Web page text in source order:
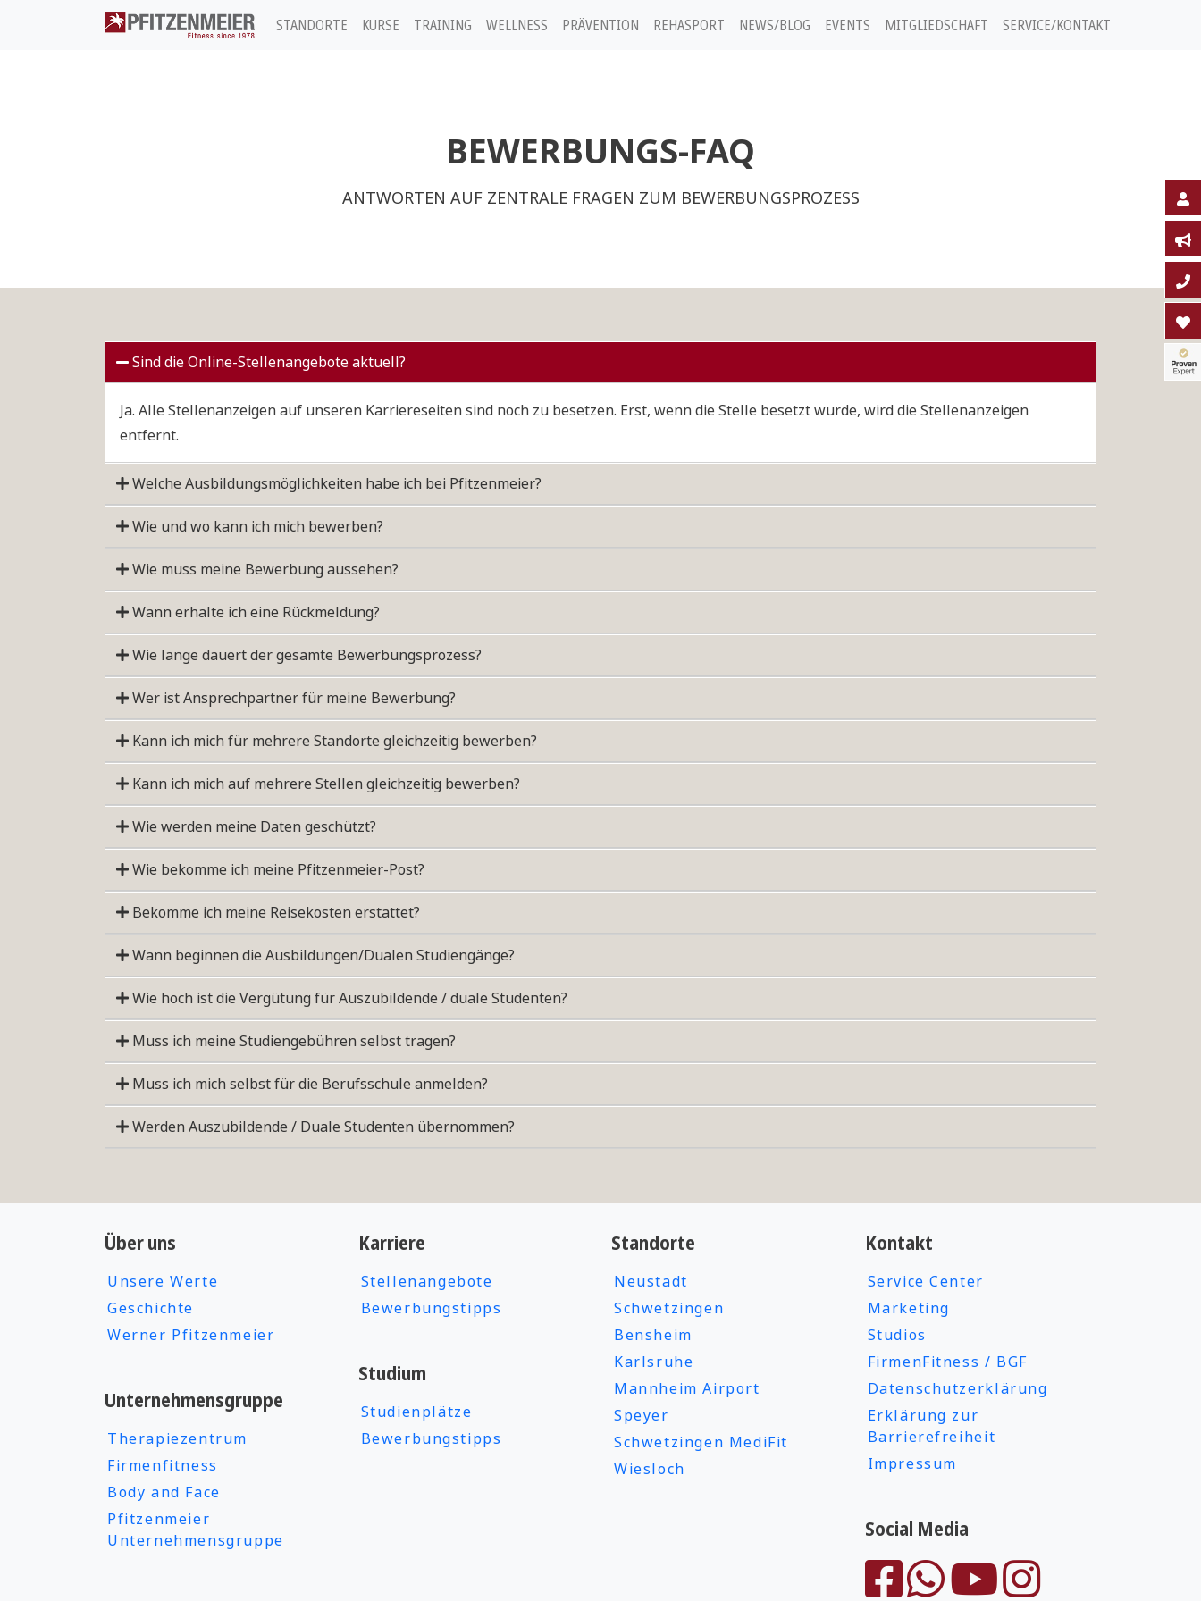
STANDORTE KURSE TRAINING WELLNESS PRÄVENTION REHASPORT NEWS/BLOG EVENTS MITGLIEDSCHAFT SERVICE/KONTAKT
BEWERBUNGS-FAQ
ANTWORTEN AUF ZENTRALE FRAGEN ZUM BEWERBUNGSPROZESS
Sind die Online-Stellenangebote aktuell?
Ja. Alle Stellenanzeigen auf unseren Karriereseiten sind noch zu besetzen. Erst, wenn die Stelle besetzt wurde, wird die Stellenanzeigen
entfernt.
Welche Ausbildungsmöglichkeiten habe ich bei Pfitzenmeier?
Wie und wo kann ich mich bewerben?
Wie muss meine Bewerbung aussehen?
Wann erhalte ich eine Rückmeldung?
Wie lange dauert der gesamte Bewerbungsprozess?
Wer ist Ansprechpartner für meine Bewerbung?
Kann ich mich für mehrere Standorte gleichzeitig bewerben?
Kann ich mich auf mehrere Stellen gleichzeitig bewerben?
Wie werden meine Daten geschützt?
Wie bekomme ich meine Pfitzenmeier-Post?
Bekomme ich meine Reisekosten erstattet?
Wann beginnen die Ausbildungen/Dualen Studiengänge?
Wie hoch ist die Vergütung für Auszubildende / duale Studenten?
Muss ich meine Studiengebühren selbst tragen?
Muss ich mich selbst für die Berufsschule anmelden?
Werden Auszubildende / Duale Studenten übernommen?
Über uns
Unsere Werte
Geschichte
Werner Pfitzenmeier
Unternehmensgruppe
Therapiezentrum
Firmenfitness
Body and Face
Pfitzenmeier
Unternehmensgruppe
Karriere
Stellenangebote
Bewerbungstipps
Studium
Studienplätze
Bewerbungstipps
Standorte
Neustadt
Schwetzingen
Bensheim
Karlsruhe
Mannheim Airport
Speyer
Schwetzingen MediFit
Wiesloch
Kontakt
Service Center
Marketing
Studios
FirmenFitness / BGF
Datenschutzerklärung
Erklärung zur
Barrierefreiheit
Impressum
Social Media